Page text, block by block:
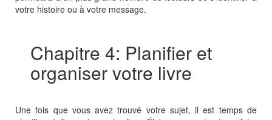
votre histoire ou à votre message.
Chapitre 4: Planifier et
organiser votre livre
Une fois que vous avez trouvé votre sujet, il est temps de